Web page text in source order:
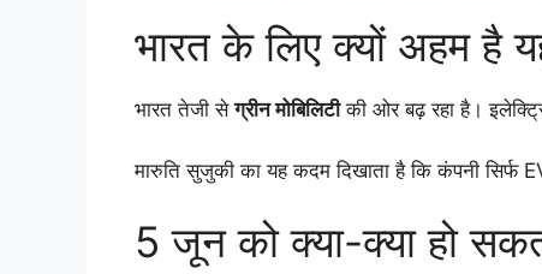
भारत के लिए क्यों अहम है
भारत तेजी सेग्रीन मोबिलिटीकी ओर बढ़ रहा है।
मारुति सुजुकी का यह कदम दिखाता है कि कंपनी सिर्फ
5 जून को क्या-क्या हो